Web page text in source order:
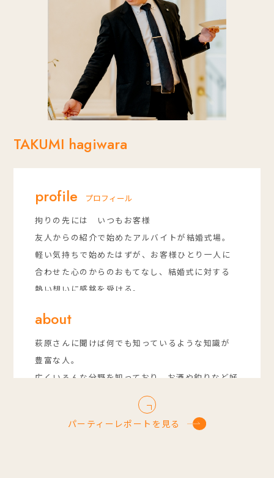
TAKUMI hagiwara
profile
プロフィール
拘りの先には いつもお客様
友人からの紹介で始めたアルバイトが結婚式場。
軽い気持ちで始めたはずが、お客様ひとり一人に
合わせた心のからのおもてなし、結婚式に対する
熱い想いに感銘を受ける。
色のおもてなしができるような術をもっと身に着
けたいという思いから入社。
新郎新婦様が私達に背中を預け、全てを任せて下
さることが私の役割。
しめるからこそ“最幸の1日”と言えると思います。
おふたりの想いを受けて、お客様にサービスする
about
萩原さんに聞けば何でも知っているような知識が
豊富な人。
広くいろんな分野を知っており、お酒や釣りなど好
きなものはとことん知り、極めるようなこだわり
高い目標やクオリティを求め、常に走り続ける体
パーティーレポートを見る